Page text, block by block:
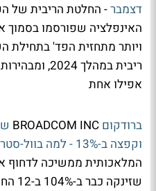
דצמבר- החלטת הריבית של
האינפלציה שפורסמו בסמוך
ריבית במהלך
אפילו אחת
ברודקום BROADCOM INC
וקפצה ב-13% - למה בוול-סטריט אופטימיים?
המלאכותית ממשיכה לדחוף